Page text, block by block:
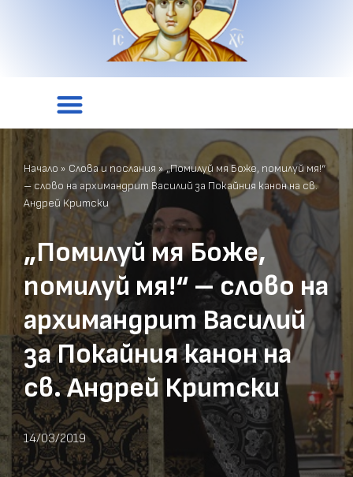
Начало » Слова и послания »„Помилуй мя Боже, помилуй мя!“
– слово на архимандрит Василий за Покайния канон на св.
Андрей Критски
„Помилуй мя Боже,
помилуй мя!“ – слово на
архимандрит Василий
за Покайния канон на
св. Андрей Критски
14/03/2019